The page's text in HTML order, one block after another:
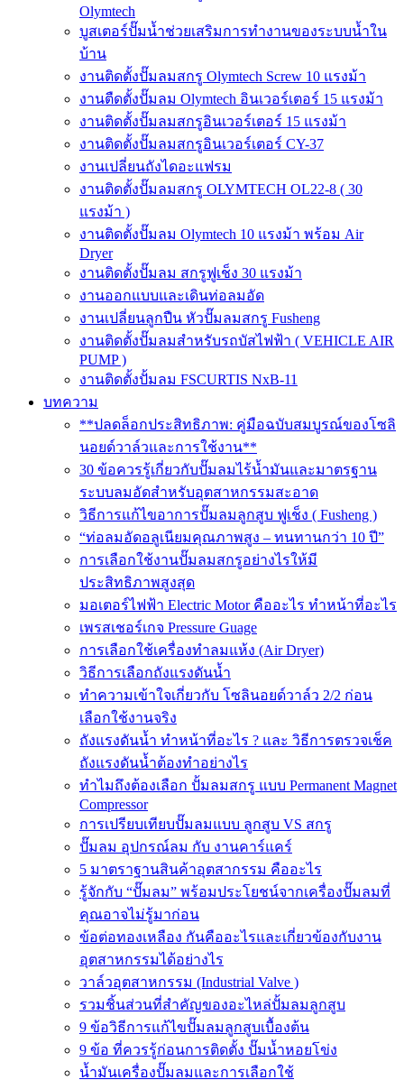
Olymtech
บูสเตอร์ปั๊มน้ำช่วยเสริมการทำงานของระบบน้ำใน
บ้าน
งานติดตั้งปั๊มลมสกรู Olymtech Screw 10 แรงม้า
งานตืดตั้งปั๊มลม Olymtech อินเวอร์เตอร์ 15 แรงม้า
งานติดตั้งปั๊มลมสกรูอินเวอร์เตอร์ 15 แรงม้า
งานติดตั้งปั๊มลมสกรูอินเวอร์เตอร์ CY-37
งานเปลี่ยนถังไดอะแฟรม
งานติดตั้งปั๊มลมสกรู OLYMTECH OL22-8 ( 30
แรงม้า )
งานติดตั้งปั๊มลม Olymtech 10 แรงม้า พร้อม Air
Dryer
งานติดตั้งปั๊มลม สกรูฟูเช็ง 30 แรงม้า
งานออกแบบและเดินท่อลมอัด
งานเปลี่ยนลูกปืน หัวปั๊มลมสกรู Fusheng
งานติดตั้งปั๊มลมสำหรับรถบัสไฟฟ้า ( VEHICLE AIR
PUMP )
งานติดตั้งปั้มลม FSCURTIS NxB-11
บทความ
**ปลดล็อกประสิทธิภาพ: คู่มือฉบับสมบูรณ์ของโซลิ
นอยด์วาล์วและการใช้งาน**
30 ข้อควรรู้เกี่ยวกับปั๊มลมไร้น้ำมันและมาตรฐาน
ระบบลมอัดสำหรับอุตสาหกรรมสะอาด
วิธีการแก้ไขอาการปั๊มลมลูกสูบ ฟูเช็ง ( Fusheng )
“ท่อลมอัดอลูเนียมคุณภาพสูง – ทนทานกว่า 10 ปี”
การเลือกใช้งานปั๊มลมสกรูอย่างไรให้มี
ประสิทธิภาพสูงสุด
มอเตอร์ไฟฟ้า Electric Motor คืออะไร ทำหน้าที่อะไร
เพรสเชอร์เกจ Pressure Guage
การเลือกใช้เครื่องทำลมแห้ง (Air Dryer)
วิธีการเลือกถังแรงดันน้ำ
ทำความเข้าใจเกี่ยวกับ โซลินอยด์วาล์ว 2/2 ก่อน
เลือกใช้งานจริง
ถังแรงดันน้ำ ทำหน้าที่อะไร ? และ วิธีการตรวจเช็ค
ถังแรงดันน้ำต้องทำอย่างไร
ทำไมถึงต้องเลือก ปั้มลมสกรู แบบ Permanent Magnet
Compressor
การเปรียบเทียบปั๊มลมแบบ ลูกสูบ VS สกรู
ปั๊มลม อุปกรณ์ลม กับ งานคาร์แคร์
5 มาตราฐานสินค้าอุตสากรรม คืออะไร
รู้จักกับ “ปั๊มลม” พร้อมประโยชน์จากเครื่องปั๊มลมที่
คุณอาจไม่รู้มาก่อน
ข้อต่อทองเหลือง กันคืออะไรและเกี่ยวข้องกับงาน
อุตสาหกรรมได้อย่างไร
วาล์วอุตสาหกรรม (Industrial Valve )
รวมชิ้นส่วนที่สำคัญของอะไหล่ปั้มลมลูกสูบ
9 ข้อวิธีการแก้ไขปั๊มลมลูกสูบเบื้องต้น
9 ข้อ ที่ควรรู้ก่อนการติดตั้ง ปั๊มน้ำหอยโข่ง
น้ำมันเครื่องปั๊มลมและการเลือกใช้